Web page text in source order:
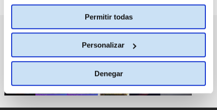
Permitir todas
Personalizar
Denegar
PRÓXIMOS ESTRENOS